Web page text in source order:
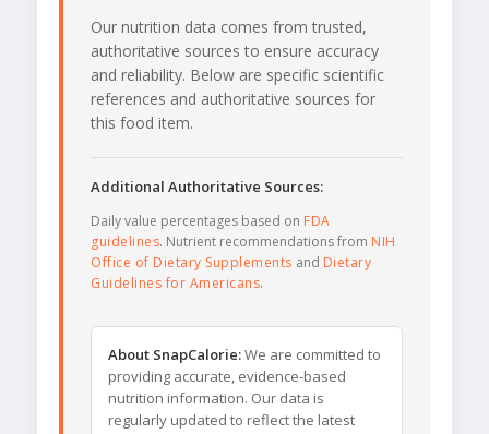
Our nutrition data comes from trusted,
authoritative sources to ensure accuracy
and reliability. Below are specific scientific
references and authoritative sources for
this food item.
Additional Authoritative Sources:
Daily value percentages based on FDA
guidelines. Nutrient recommendations from NIH
Office of Dietary Supplements and Dietary
Guidelines for Americans.
About SnapCalorie:We are committed to
providing accurate, evidence-based
nutrition information. Our data is
regularly updated to reflect the latest